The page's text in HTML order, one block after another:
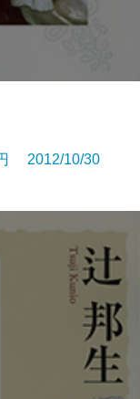
2012/10/30